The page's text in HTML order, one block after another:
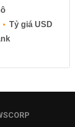
Tỷ giá USD